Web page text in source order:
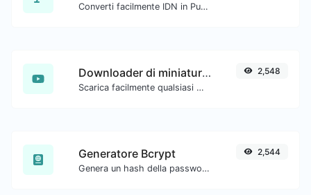
Converti facilmente IDN in Punnycode e viceversa.
Downloader di miniature di YouTube
Scarica facilmente qualsiasi miniatura di video YouTube in tutte le dimensioni disponibili.
2,548
Generatore Bcrypt
Genera un hash della password bcrypt per qualsiasi input di stringa.
2,544